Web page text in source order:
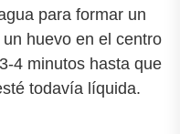
para formar un
huevo en el centro
4 minutos hasta que
todavía líquida.